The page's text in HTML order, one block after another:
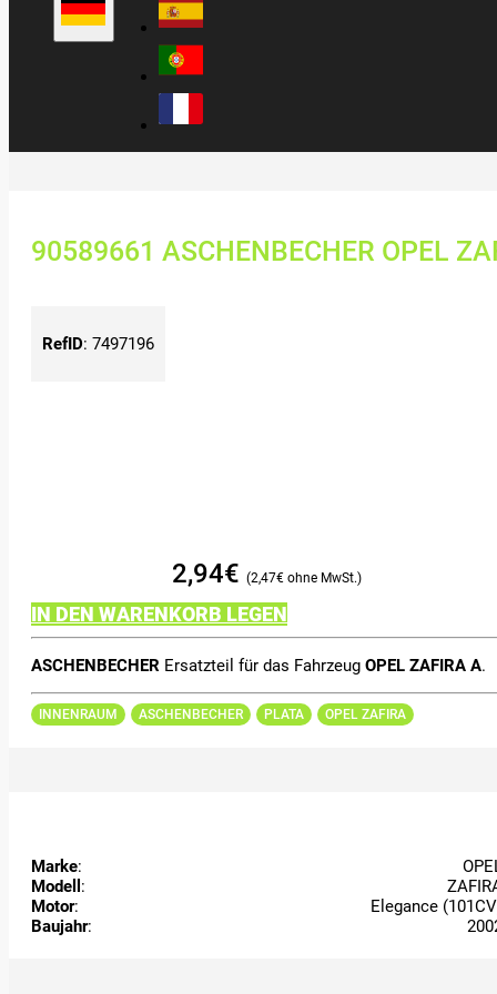
90589661 ASCHENBECHER OPEL
RefID: 7497196
2,94€ 2,47€
IN DEN WARENKORB LEGEN
ASCHENBECHER Ersatzteil für das Fahrzeug OPEL ZAFIRA A.
INNENRAUM ASCHENBECHER PLATA OPEL ZAFIRA
Marke:
Modell :
Motor:
Elegance
Baujahr: